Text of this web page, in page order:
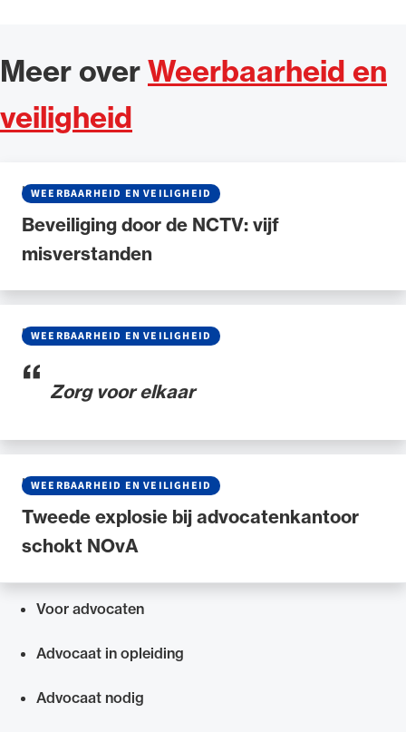
Meer over Weerbaarheid en
veiligheid
Beveiliging door de NCTV: vijf
misverstanden
WEERBAARHEID EN VEILIGHEID
NIEUWS•07 MEI 2026
Zorg voor elkaar
WEERBAARHEID EN VEILIGHEID
BLOG • 29 JANUARI 2026
Tweede explosie bij advocatenkantoor
schokt NOvA
WEERBAARHEID EN VEILIGHEID
NIEUWS•23 OKTOBER 2024
Voor advocaten
Advocaat in opleiding
Advocaat nodig